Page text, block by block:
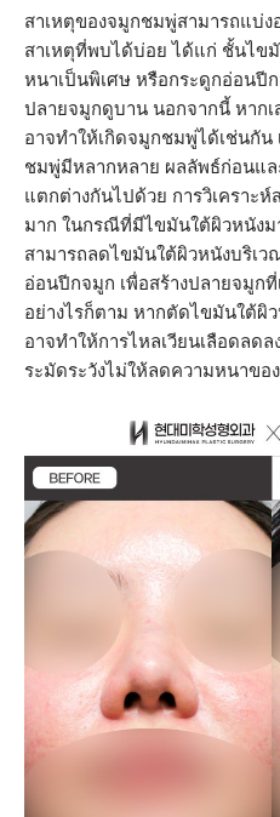
สาเหตุของจมูกชมพู่สามารถแบ่
สาเหตุที่พบได้บ่อย ได้แก่ ชั้นไข
หนาเป็นพิเศษ หรือกระดูกอ่อนปี
ปลายจมูกดูบาน นอกจากนี้ หาก
อาจทำให้เกิดจมูกชมพู่ได้เช่นกัน
ชมพู่มีหลากหลาย ผลลัพธ์ก่อนแ
แตกต่างกันไปด้วย การวิเคราะ
มาก ในกรณีที่มีไขมันใต้ผิวหนัง
สามารถลดไขมันใต้ผิวหนังบริเ
อ่อนปีกจมูก เพื่อสร้างปลายจมูก
อย่างไรก็ตาม หากตัดไขมันใต้ผิ
อาจทำให้การไหลเวียนเลือดลด
ระมัดระวังไม่ให้ลดความหนาขอ